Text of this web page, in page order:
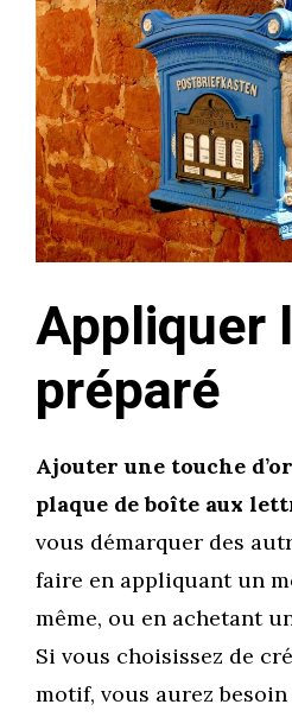
Appliquer
préparé
Ajouter une touche
plaque de boîte aux
vous démarquer des
faire en appliquant un
même, ou en achetant
Si vous choisissez de
motif, vous aurez